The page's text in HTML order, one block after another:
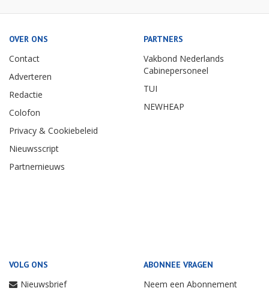
OVER ONS
Contact
Adverteren
Redactie
Colofon
Privacy & Cookiebeleid
Nieuwsscript
Partnernieuws
PARTNERS
Vakbond Nederlands
Cabinepersoneel
TUI
NEWHEAP
VOLG ONS
Nieuwsbrief
ABONNEE VRAGEN
Neem een Abonnement